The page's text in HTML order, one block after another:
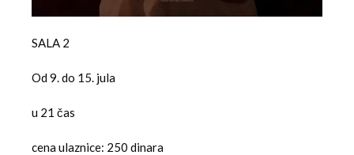
SALA 2
Od 9. do 15. jula
u 21 čas
cena ulaznice: 250 dinara